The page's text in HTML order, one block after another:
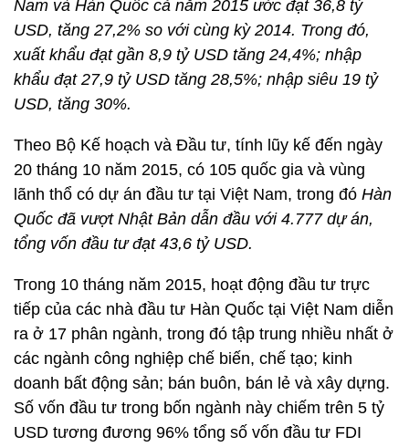
Nam và Hàn Quốc cả năm 2015 ước đạt 36,8 tỷ
USD, tăng 27,2% so với cùng kỳ 2014. Trong đó,
xuất khẩu đạt gần 8,9 tỷ USD tăng 24,4%; nhập
khẩu đạt 27,9 tỷ USD tăng 28,5%; nhập siêu 19 tỷ
USD, tăng 30%.
Theo Bộ Kế hoạch và Đầu tư, tính lũy kế đến ngày
20 tháng 10 năm 2015, có 105 quốc gia và vùng
lãnh thổ có dự án đầu tư tại Việt Nam, trong đó Hàn
Quốc đã vượt Nhật Bản dẫn đầu với 4.777 dự án,
tổng vốn đầu tư đạt 43,6 tỷ USD.
Trong 10 tháng năm 2015, hoạt động đầu tư trực
tiếp của các nhà đầu tư Hàn Quốc tại Việt Nam diễn
ra ở 17 phân ngành, trong đó tập trung nhiều nhất ở
các ngành công nghiệp chế biến, chế tạo; kinh
doanh bất động sản; bán buôn, bán lẻ và xây dựng.
Số vốn đầu tư trong bốn ngành này chiếm trên 5 tỷ
USD tương đương 96% tổng số vốn đầu tư FDI